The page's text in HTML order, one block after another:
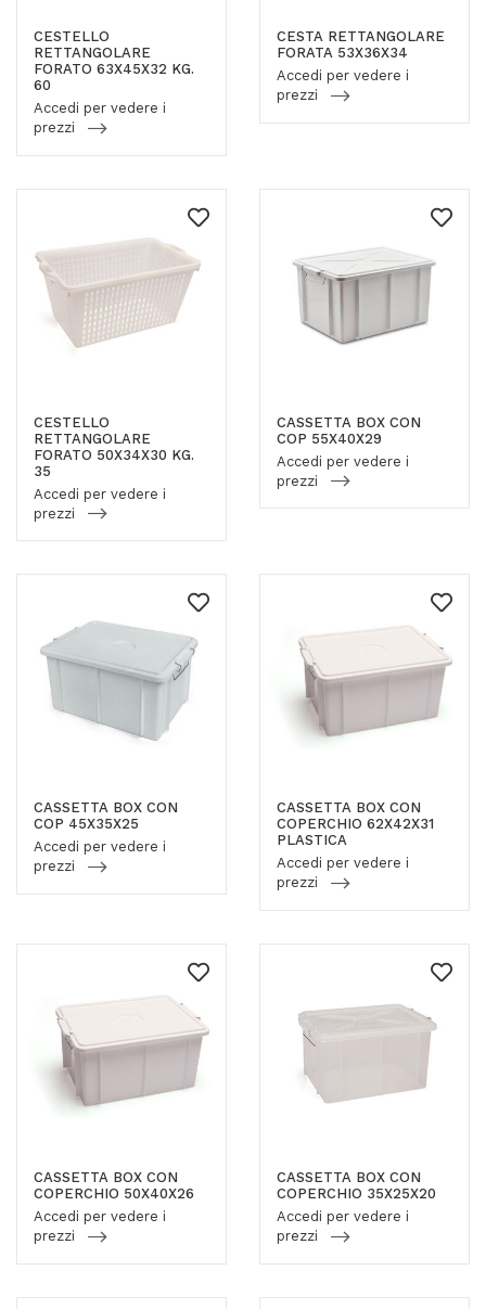
CESTELLO
RETTANGOLARE
FORATO 63X45X32 KG.
60
Accedi per vedere i
prezzi
CESTA RETTANGOLARE
FORATA 53X36X34
Accedi per vedere i
prezzi
CESTELLO
RETTANGOLARE
FORATO 50X34X30 KG.
35
Accedi per vedere i
prezzi
CASSETTA BOX CON
COP 55X40X29
Accedi per vedere i
prezzi
CASSETTA BOX CON
COP 45X35X25
Accedi per vedere i
prezzi
CASSETTA BOX CON
COPERCHIO 62X42X31
PLASTICA
Accedi per vedere i
prezzi
CASSETTA BOX CON
COPERCHIO 50X40X26
Accedi per vedere i
prezzi
CASSETTA BOX CON
COPERCHIO 35X25X20
Accedi per vedere i
prezzi